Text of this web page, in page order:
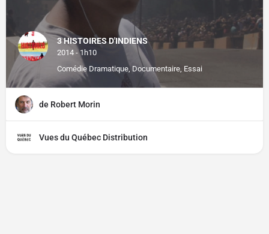
3 HISTOIRES D'INDIENS
2014 - 1h10
Comédie Dramatique, Documentaire, Essai
de Robert Morin
Vues du Québec Distribution